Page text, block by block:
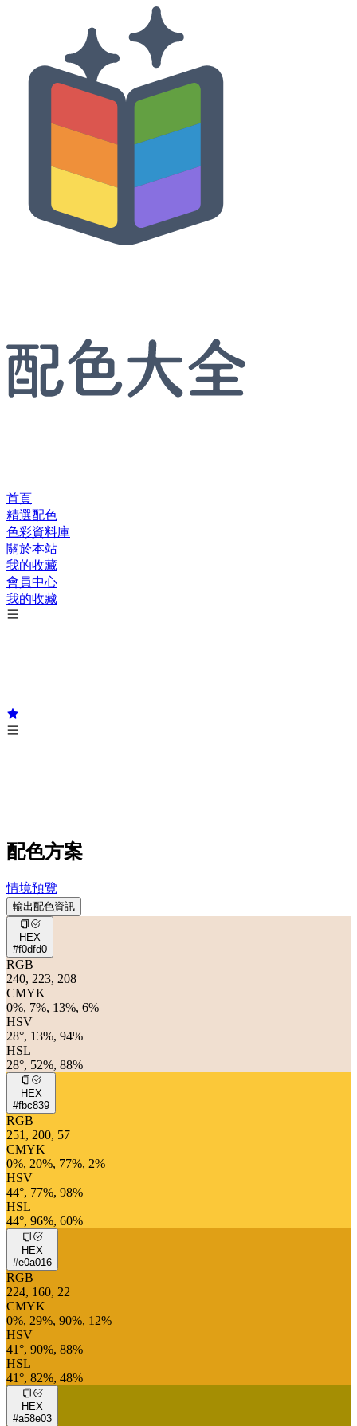
首頁
精選配色
色彩資料庫
關於本站
我的收藏
會員中心
我的收藏
配色方案
情境預覽
輸出配色資訊
HEX
#f0dfd0
RGB
240, 223, 208
CMYK
0%, 7%, 13%, 6%
HSV
28°, 13%, 94%
HSL
28°, 52%, 88%
HEX
#fbc839
RGB
251, 200, 57
CMYK
0%, 20%, 77%, 2%
HSV
44°, 77%, 98%
HSL
44°, 96%, 60%
HEX
#e0a016
RGB
224, 160, 22
CMYK
0%, 29%, 90%, 12%
HSV
41°, 90%, 88%
HSL
41°, 82%, 48%
HEX
#a58e03